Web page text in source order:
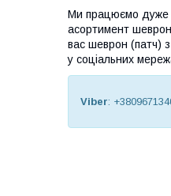
Ми працюємо дуже
асортимент
вас шеврон (патч)
у соціальних
Viber: